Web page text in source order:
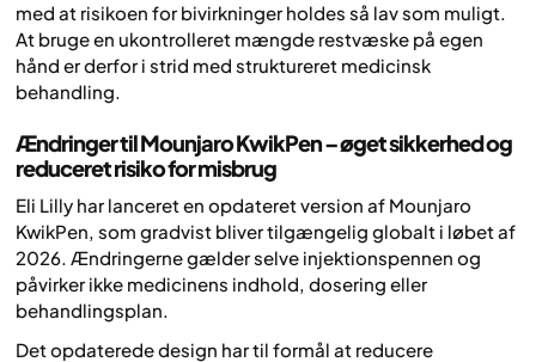
med at risikoen for bivirkninger holdes så lav som muligt.
At bruge en ukontrolleret mængde restvæske på egen
hånd er derfor i strid med struktureret medicinsk
behandling.
Ændringer til Mounjaro KwikPen – øget sikkerhed og
reduceret risiko for misbrug
Eli Lilly har lanceret en opdateret version af Mounjaro
KwikPen, som gradvist bliver tilgængelig globalt i løbet af
2026. Ændringerne gælder selve injektionspennen og
påvirker ikke medicinens indhold, dosering eller
behandlingsplan.
Det opdaterede design har til formål at reducere